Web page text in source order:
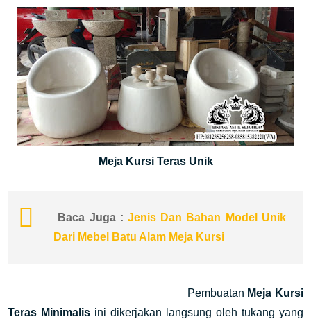
Meja Kursi Teras Unik
Baca Juga : Jenis Dan Bahan Model Unik
Dari Mebel Batu Alam Meja Kursi
Pembuatan Meja Kursi
Teras Minimalis ini dikerjakan langsung oleh tukang yang